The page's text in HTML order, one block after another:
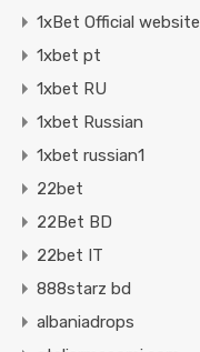
1xBet Official website
1xbet pt
1xbet RU
1xbet Russian
1xbet russian1
22bet
22Bet BD
22bet IT
888starz bd
albaniadrops